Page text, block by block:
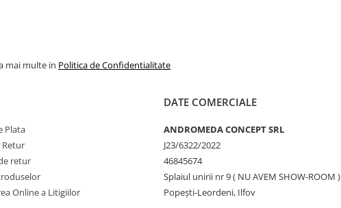
mai multe in Politica de Confidentialitate
Plata
Retur
retur
Online a Litigiilor
DATE COMERCIALE
ANDROMEDA CONCEPT SRL
J23/6322/2022
46845674
Splaiul unirii nr 9 ( NU AVEM SHOW-ROOM )
Popești-Leordeni, Ilfov